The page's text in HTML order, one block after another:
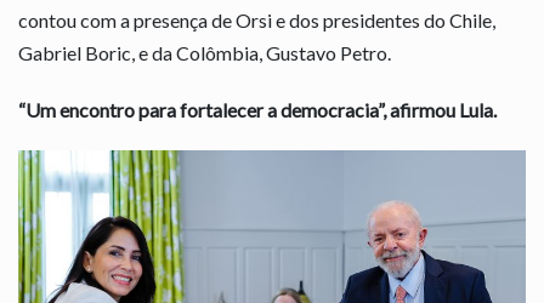
contou com a presença de Orsi e dos presidentes do Chile,
Gabriel Boric, e da Colômbia, Gustavo Petro.
“Um encontro para fortalecer a democracia”, afirmou Lula.